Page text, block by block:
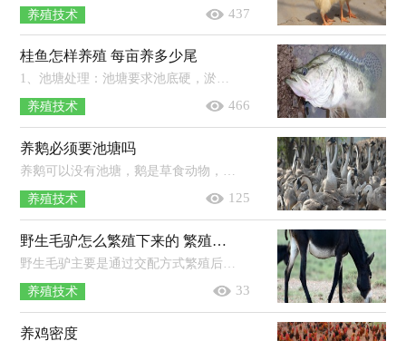
养殖技术 437
桂鱼怎样养殖 每亩养多少尾
1、池塘处理：池塘要求池底硬，淤泥少，靠近水源，并且在放养鱼苗前，需要全池泼洒0.7PPM硫酸铜和硫酸亚铁合剂（5：2）。2、放养：如果是放养体长约...
养殖技术 466
养鹅必须要池塘吗
养鹅可以没有池塘，鹅是草食动物，不一定非要水塘。只要有青草、蔬菜即可。如果养殖规模较大，最好还是挖一个水池供鹅只每天清洗嬉戏，水...
养殖技术 125
野生毛驴怎么繁殖下来的 繁殖期是多少个月
野生毛驴主要是通过交配方式繁殖后代。驴长到12-15个月的时候就会性成熟，此时它的生殖器官基本发育完成。野驴的形象似马，多为灰褐...
养殖技术 33
养鸡密度